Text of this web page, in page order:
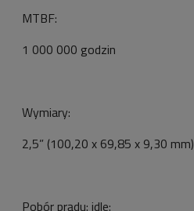
MTBF:
1 000 000 godzin
Wymiary:
2,5” (100,20 x 69,85 x 9,30 mm)
Pobór prądu: idle: